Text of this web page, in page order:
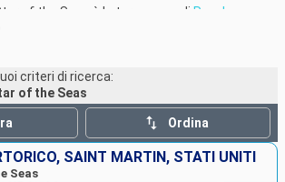
of the Seas è la terza nave di Royal
alimentata a GNL.
tuoi criteri di ricerca:
of the Seas
Ordina
SAINT MARTIN, STATI UNITI
Seas